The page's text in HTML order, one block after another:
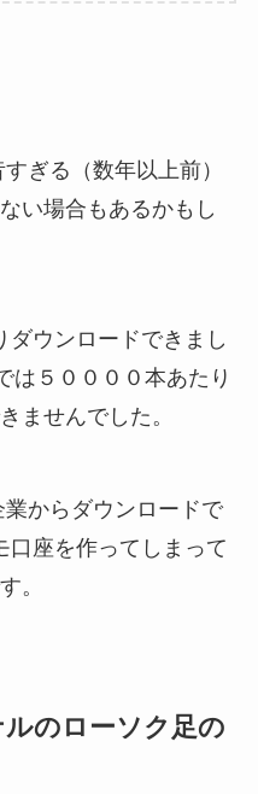
ぎる（数年以上前）
い場合もあるかもし
ウンロードできまし
は５００００本あたり
ませんでした。
からダウンロードで
口座を作ってしまって
。
のローソク足の